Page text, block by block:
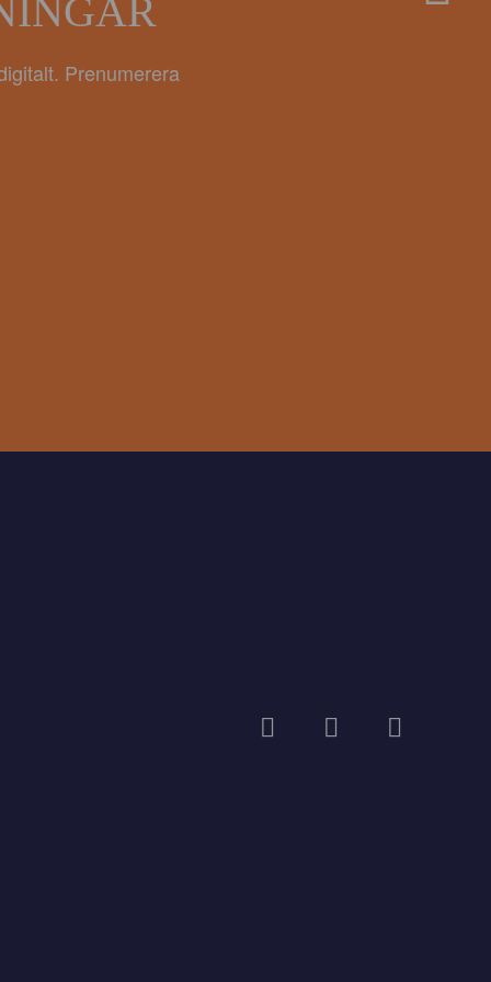
Prenumerera